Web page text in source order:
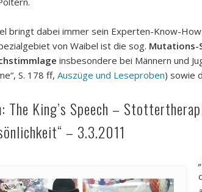
bringt dabei immer sein Experten-Know-
von Waibel ist die sog. Mutations-
insbesondere bei Männern und
S. 178 ff,Auszüge und Leseproben) sowie
The King’s Speech –
– 3.3.2011
„